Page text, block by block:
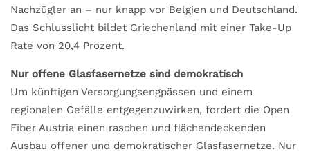
Nachzügler an – nur knapp vor Belgien und Deutschland.
Das Schlusslicht bildet Griechenland mit einer Take-Up
Rate von 20,4 Prozent.
Nur offene Glasfasernetze sind demokratisch
Um künftigen Versorgungsengpässen und einem
regionalen Gefälle entgegenzuwirken, fordert die Open
Fiber Austria einen raschen und flächendeckenden
Ausbau offener und demokratischer Glasfasernetze. Nur